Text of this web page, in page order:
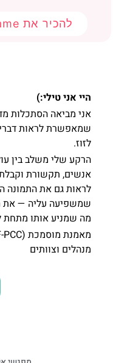
להכיר את MindFrame
היי אני טילי:)
אני מביאה הסתכלות
שמאפשרת לראות
לזוז.
הרקע שלי משלב בין
אנשים, תקשורת וקבלת
לראות גם את התמונה
שמשפיעה עליה — את
מה שמניע אותו מתחת
מנהלים וצוותים